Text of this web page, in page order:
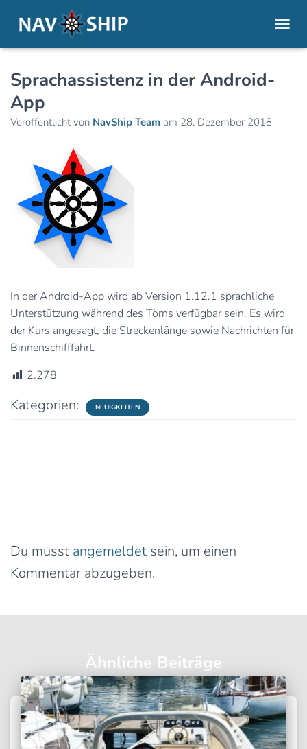
Sprachassistenz in der Android-
App
Veröffentlicht von NavShip Team am 28. Dezember 2018
In der Android-App wird ab Version 1.12.1 sprachliche
Unterstützung während des Törns verfügbar sein. Es wird
der Kurs angesagt, die Streckenlänge sowie Nachrichten für
Binnenschifffahrt.
2.278
Kategorien: NEUIGKEITEN
Du musst angemeldet sein, um einen
Kommentar abzugeben.
Ähnliche Beiträge